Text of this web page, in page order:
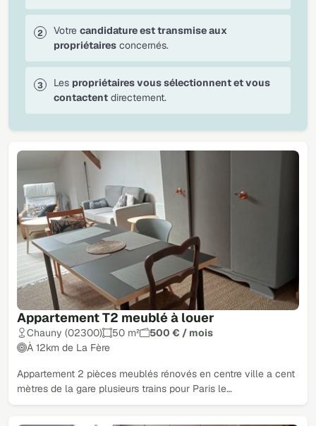
Appartement T2 meublé à louer
Chauny (02300) 50 m²
500 € / mois
À 12km de La Fère
Appartement 2 pièces meublés rénovés en centre ville a cent
mètres de la gare plusieurs trains pour Paris le…
Votre candidature est transmise aux
propriétaires concernés.
Les propriétaires vous sélectionnent et vous
contactent directement.